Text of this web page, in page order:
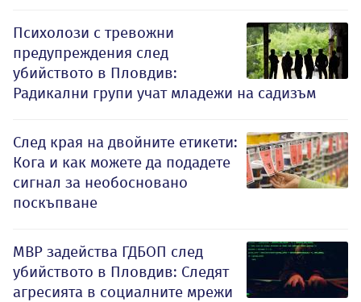
Психолози с тревожни
предупреждения след
убийството в Пловдив:
Радикални групи учат младежи на садизъм
След края на двойните етикети:
Кога и как можете да подадете
сигнал за необосновано
поскъпване
МВР задейства ГДБОП след
убийството в Пловдив: Следят
агресията в социалните мрежи